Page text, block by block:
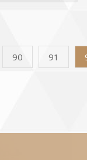
90 91